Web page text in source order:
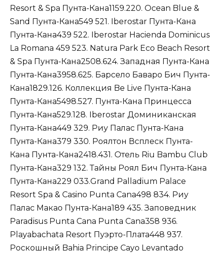
Resort & Spa Пунта-Кана1159.220. Ocean Blue &
Sand Пунта-Кана549 521. Iberostar Пунта-Кана
Пунта-Кана439 522. Iberostar Hacienda Dominicus
La Romana 459 523. Natura Park Eco Beach Resort
& Spa Пунта-Кана2508.624. Западная Пунта-Кана
Пунта-Кана3958.625. Барсело Баваро Бич Пунта-
Кана1829.126. Коллекция Be Live Пунта-Кана
Пунта-Кана5498.527. Пунта-Кана Принцесса
Пунта-Кана529.128. Iberostar Доминиканская
Пунта-Кана449 329. Риу Палас Пунта-Кана
Пунта-Кана379 330. Роялтон Всплеск Пунта-
Кана Пунта-Кана2418.431. Отель Riu Bambu Club
Пунта-Кана329 132. Тайны Роял Бич Пунта-Кана
Пунта-Кана229 033.Grand Palladium Palace
Resort Spa & Casino Punta Cana498 834. Риу
Палас Макао Пунта-Кана189 435. Заповедник
Paradisus Punta Cana Punta Cana358 936.
Playabachata Resort Пуэрто-Плата448 937.
Роскошный Bahia Principe Cayo Levantado